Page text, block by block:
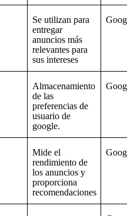
Se utilizan para
entregar
anuncios más
relevantes para
sus intereses
Almacenamiento
de las
preferencias de
usuario de
google.
Mide el
rendimiento de
los anuncios y
proporciona
recomendaciones